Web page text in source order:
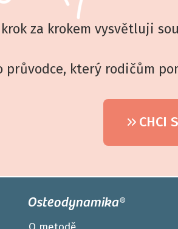
za krokem vysvětluji
průvodce, který rodičům
CHCI
Osteodynamika®